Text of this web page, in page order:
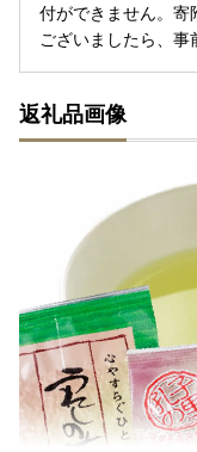
付ができません。寄
ございましたら、事
返礼品画像